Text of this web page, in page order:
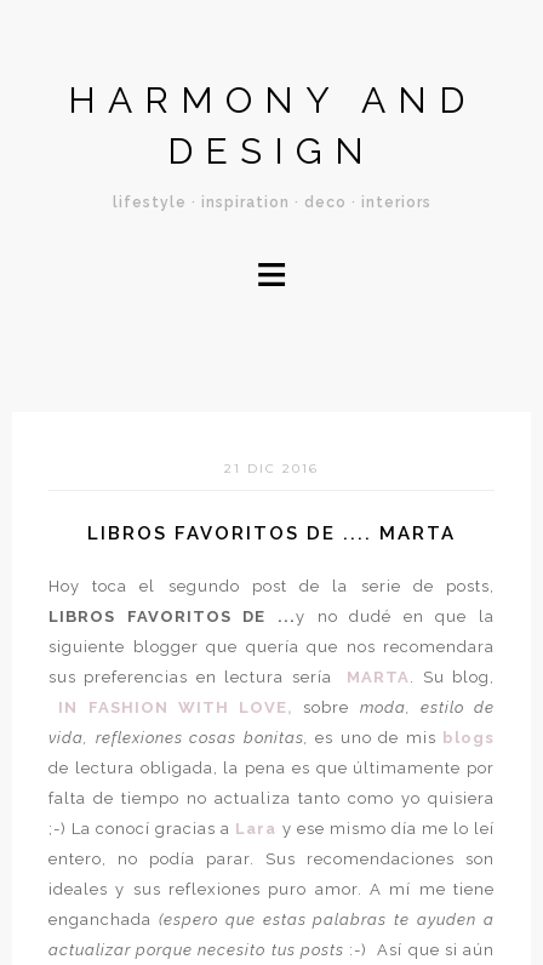
HARMONY AND
DESIGN
lifestyle · inspiration · deco · interiors
≡
21 DIC 2016
LIBROS FAVORITOS DE .... MARTA
Hoy toca el segundo post de la serie de posts,
LIBROS FAVORITOS DE ...y no dudé en que la
siguiente blogger que quería que nos recomendara
sus preferencias en lectura sería MARTA. Su blog,
IN FASHION WITH LOVE,
sobre moda, estilo de
vida, reflexiones cosas bonitas, es uno de mis blogs
de lectura obligada, la pena es que últimamente por
falta de tiempo no actualiza tanto como yo quisiera
;-) La conocí gracias a Lara y ese mismo día me lo leí
entero, no podía parar. Sus recomendaciones son
ideales y sus reflexiones puro amor. A mí me tiene
enganchada (espero que estas palabras te ayuden a
actualizar porque necesito tus posts :-) Así que si aún